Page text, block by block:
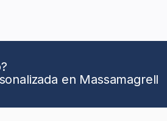
en Massamagrell